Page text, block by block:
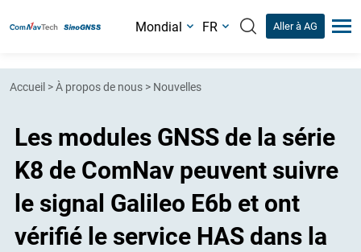
Mondial FR Aller à AG
Accueil >À propos de nous > Nouvelles
Les modules GNSS de la série
K8 de ComNav peuvent suivre
le signal Galileo E6b et ont
vérifié le service HAS dans la